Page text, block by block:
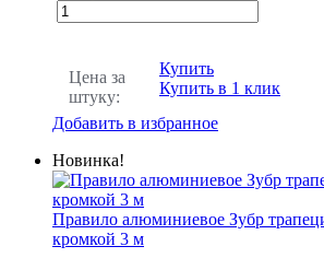
Цена за
штуку:
Купить
Купить в 1 клик
Добавить в избранное
Новинка!
Правило алюминиевое Зубр
кромкой 3 м